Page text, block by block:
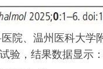
院、温州医科大
验，结果数据显示